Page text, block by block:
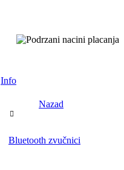
Info
Nazad
Bluetooth zvučnici